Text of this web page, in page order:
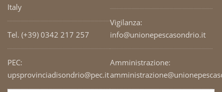
Italy
Tel. (+39) 0342 217 257
PEC:
upsprovinciadisondrio@pec.it
Vigilanza:
info@unionepescasondrio.it
Amministrazione: